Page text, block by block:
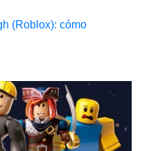
(Roblox): cómo